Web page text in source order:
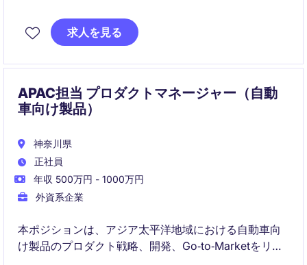
略的な商品開発を推進いただきます。
求人を見る
APAC担当 プロダクトマネージャー（自動
車向け製品）
神奈川県
正社員
年収 500万円 - 1000万円
外資系企業
本ポジションは、アジア太平洋地域における自動車向
け製品のプロダクト戦略、開発、Go‑to‑Marketをリー